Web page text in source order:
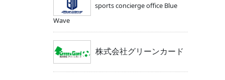
sports concierge office Blue
Wave
株式会社グリーンカード